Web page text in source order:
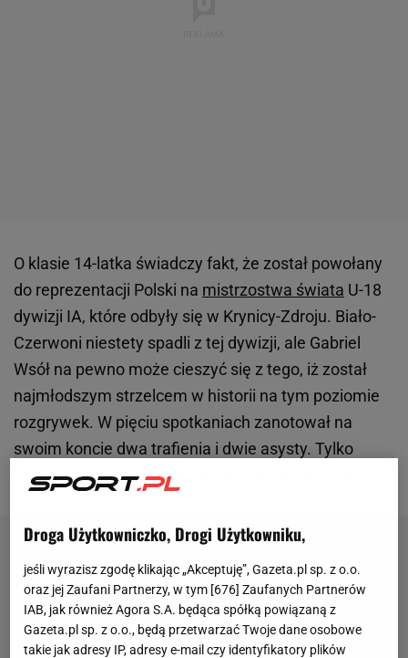
O klasie 14-latka świadczy fakt, że został powołany
do reprezentacji Polski na mistrzostwa świata U-18
dywizji IA, które odbyły się w Krynicy-Zdroju. Biało-
Czerwoni niestety spadli z tej dywizji, ale Gabriel
Wsół na pewno może cieszyć się z tego, iż został
najmłodszym strzelcem w historii na tym poziomie
rozgrywek. W pięciu spotkaniach zanotował na
swoim koncie dwa trafienia i dwie asysty. Tylko
potwierdził ogromny talent, który w nim drzemie.
Droga Użytkowniczko, Drogi Użytkowniku,
jeśli wyrazisz zgodę klikając „Akceptuję”, Gazeta.pl sp. z o.o.
oraz jej Zaufani Partnerzy, w tym [676] Zaufanych Partnerów
IAB, jak również Agora S.A. będąca spółką powiązaną z
Gazeta.pl sp. z o.o., będą przetwarzać Twoje dane osobowe
takie jak adresy IP, adresy e-mail czy identyfikatory plików